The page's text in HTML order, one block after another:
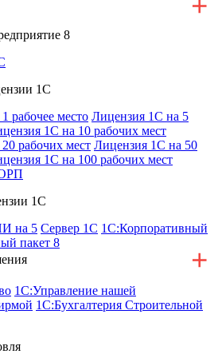
8
1С
рабочее место Лицензия 1С на 5
1С на 10 рабочих мест
рабочих мест Лицензия 1С на 50
1С на 100 рабочих мест
1С
на 5 Сервер 1С 1С:Корпоративный
пакет 8
1С:Управление нашей
1С:Бухгалтерия Строительной